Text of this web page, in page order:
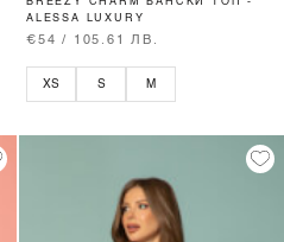
ALESSA LUXURY
€54 / 105.61 ЛВ.
XS S M